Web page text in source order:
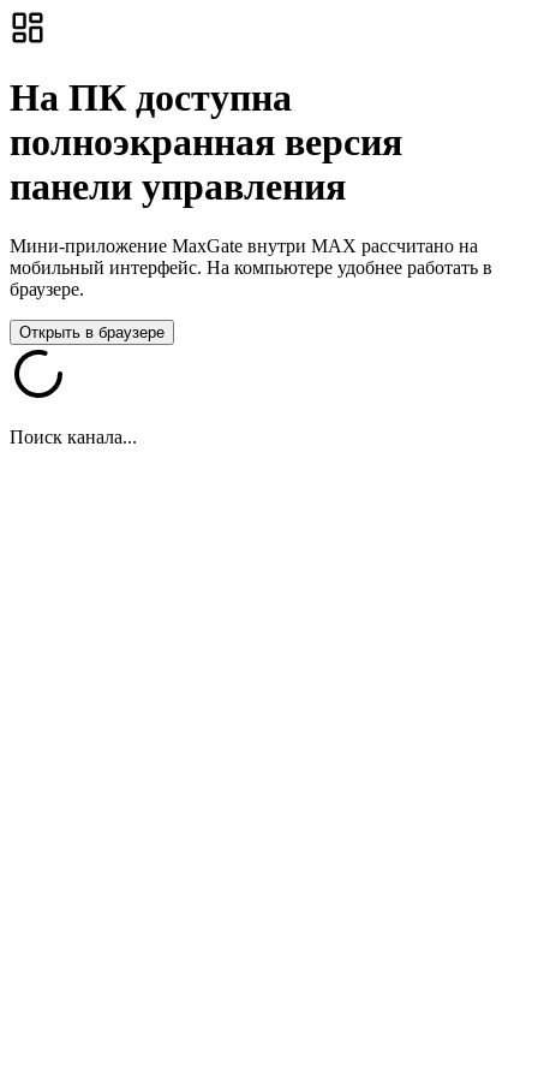
На ПК доступна
полноэкранная версия
панели управления
Мини-приложение MaxGate внутри MAX рассчитано на
мобильный интерфейс. На компьютере удобнее работать в
браузере.
Открыть в браузере
Поиск канала...